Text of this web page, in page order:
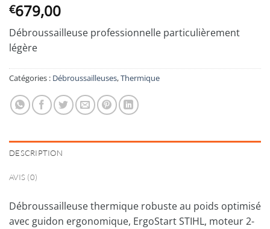
€679,00
Débroussailleuse professionnelle particulièrement
légère
Catégories : Débroussailleuses,Thermique
DESCRIPTION
AVIS (0)
Débroussailleuse thermique robuste au poids optimisé
avec guidon ergonomique, ErgoStart STIHL, moteur 2-